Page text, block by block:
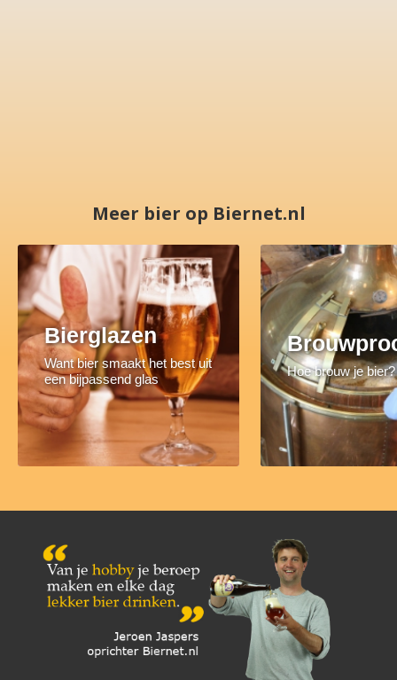
Meer bier op Biernet.nl
Bierglazen
Want bier smaakt het best uit
een bijpassend glas
Hoe brouw je bier?